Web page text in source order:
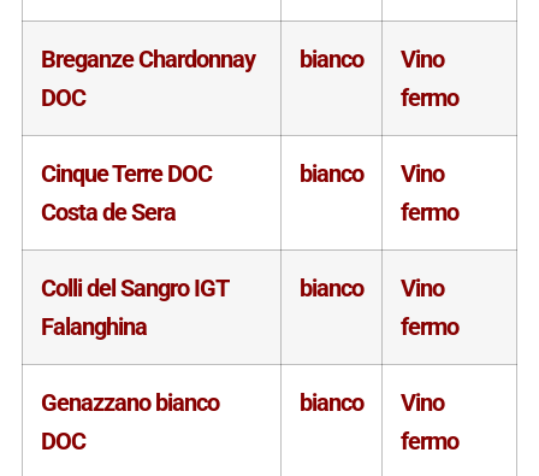
Breganze Chardonnay
DOC
bianco
Vino
fermo
Cinque Terre DOC
Costa de Sera
bianco
Vino
fermo
Colli del Sangro IGT
Falanghina
bianco
Vino
fermo
Genazzano bianco
DOC
bianco
Vino
fermo